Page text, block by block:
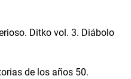
Ditko vol. 3. Diábolo
de los años 50.